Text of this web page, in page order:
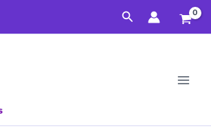
Buscar